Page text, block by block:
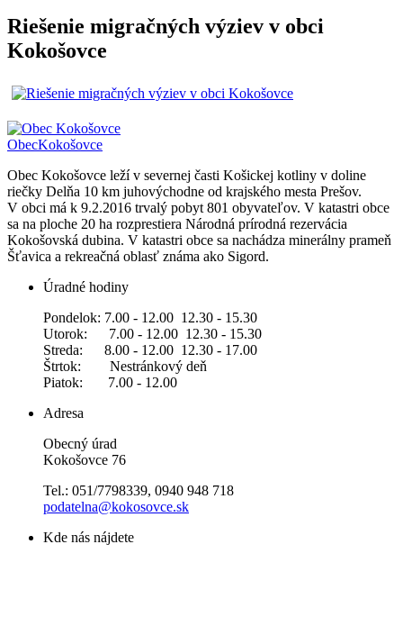
Riešenie migračných výziev v obci
Kokošovce
ObecKokošovce
Obec Kokošovce leží v severnej časti Košickej kotliny v doline
riečky Delňa 10 km juhovýchodne od krajského mesta Prešov.
V obci má k 9.2.2016 trvalý pobyt 801 obyvateľov. V katastri obce
sa na ploche 20 ha rozprestiera Národná prírodná rezervácia
Kokošovská dubina. V katastri obce sa nachádza minerálny prameň
Šťavica a rekreačná oblasť známa ako Sigord.
Úradné hodiny
Pondelok: 7.00 - 12.00 12.30 - 15.30
Utorok: 7.00 - 12.00 12.30 - 15.30
Streda: 8.00 - 12.00 12.30 - 17.00
Štrtok: Nestránkový deň
Piatok: 7.00 - 12.00
Adresa
Obecný úrad
Kokošovce 76
Tel.: 051/7798339, 0940 948 718
podatelna@kokosovce.sk
Kde nás nájdete